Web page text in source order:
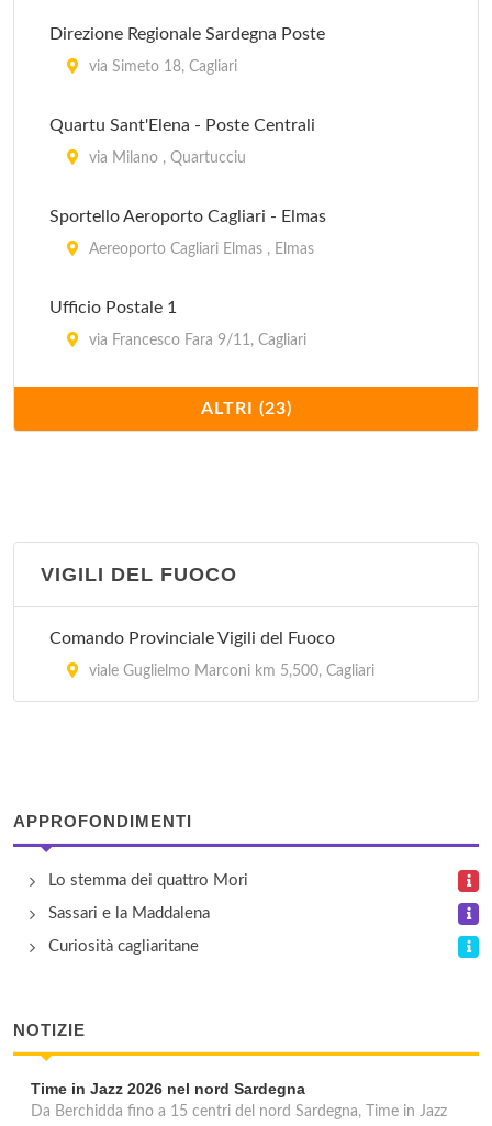
Direzione Regionale Sardegna Poste
via Simeto 18, Cagliari
Quartu Sant'Elena - Poste Centrali
via Milano , Quartucciu
Sportello Aeroporto Cagliari - Elmas
Aereoporto Cagliari Elmas , Elmas
Ufficio Postale 1
via Francesco Fara 9/11, Cagliari
via San Benedetto 57/A, Cagliari
Ufficio Postale 12
Ufficio Postale 13
via Zagabria 50/52, Cagliari
Ufficio Postale 2
via Roma 25, Cagliari
ALTRI (23)
VIGILI DEL FUOCO
Comando Provinciale Vigili del Fuoco
viale Guglielmo Marconi km 5,500, Cagliari
APPROFONDIMENTI
Lo stemma dei quattro Mori
Sassari e la Maddalena
Curiosità cagliaritane
NOTIZIE
Time in Jazz 2026 nel nord Sardegna
Da Berchidda fino a 15 centri del nord Sardegna, Time in Jazz